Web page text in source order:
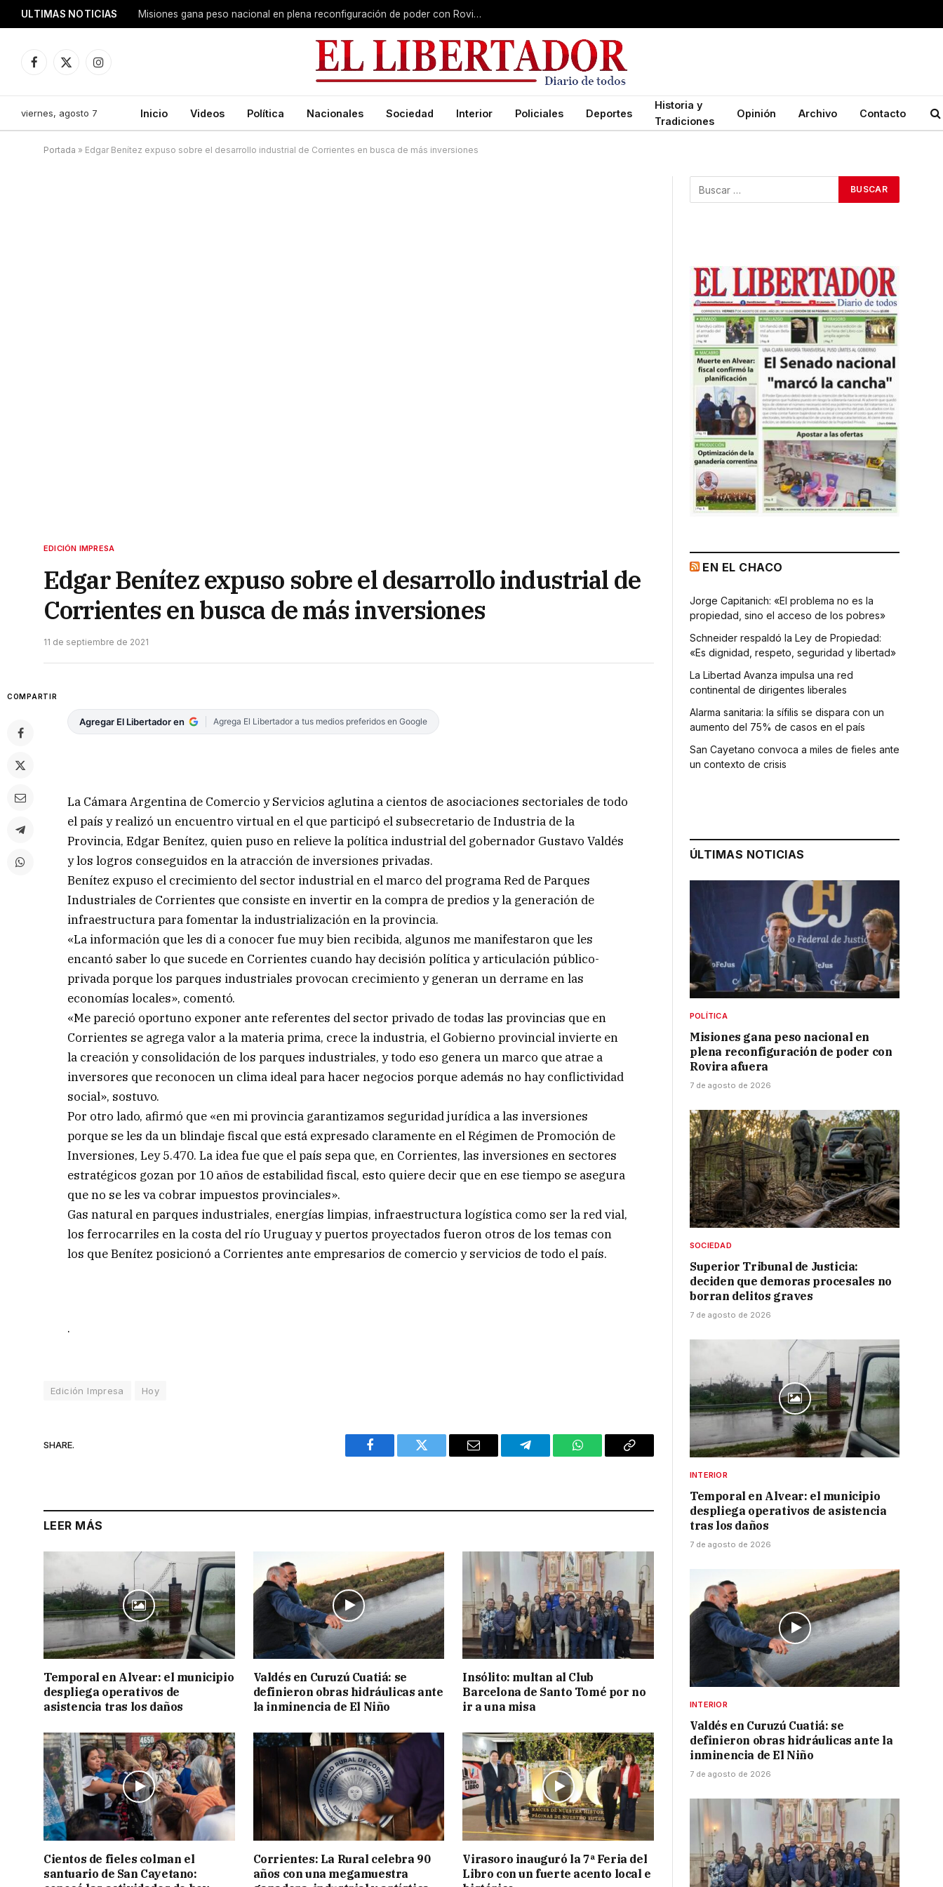
ULTIMAS NOTICIAS Misiones gana peso nacional en plena reconfiguración de poder con Rovira afuera
Facebook
X
Instagram
viernes, agosto 7 Inicio Videos Política Nacionales Sociedad Interior Policiales Deportes
Historia y
Tradiciones
Opinión Archivo Contacto
Portada » Edgar Benítez expuso sobre el desarrollo industrial de Corrientes en busca de más inversiones
EDICIÓN IMPRESA
Edgar Benítez expuso sobre el desarrollo industrial de
Corrientes en busca de más inversiones
11 de septiembre de 2021
COMPARTIR
Agregar El Libertador en Agrega El Libertador a tus medios preferidos en Google
La Cámara Argentina de Comercio y Servicios aglutina a cientos de asociaciones sectoriales de todo
el país y realizó un encuentro virtual en el que participó el subsecretario de Industria de la
Provincia, Edgar Benítez, quien puso en relieve la política industrial del gobernador Gustavo Valdés
y los logros conseguidos en la atracción de inversiones privadas.
Benítez expuso el crecimiento del sector industrial en el marco del programa Red de Parques
Industriales de Corrientes que consiste en invertir en la compra de predios y la generación de
infraestructura para fomentar la industrialización en la provincia.
«La información que les di a conocer fue muy bien recibida, algunos me manifestaron que les
encantó saber lo que sucede en Corrientes cuando hay decisión política y articulación público-
privada porque los parques industriales provocan crecimiento y generan un derrame en las
economías locales», comentó.
«Me pareció oportuno exponer ante referentes del sector privado de todas las provincias que en
Corrientes se agrega valor a la materia prima, crece la industria, el Gobierno provincial invierte en
la creación y consolidación de los parques industriales, y todo eso genera un marco que atrae a
inversores que reconocen un clima ideal para hacer negocios porque además no hay conflictividad
social», sostuvo.
Por otro lado, afirmó que «en mi provincia garantizamos seguridad jurídica a las inversiones
porque se les da un blindaje fiscal que está expresado claramente en el Régimen de Promoción de
Inversiones, Ley 5.470. La idea fue que el país sepa que, en Corrientes, las inversiones en sectores
estratégicos gozan por 10 años de estabilidad fiscal, esto quiere decir que en ese tiempo se asegura
que no se les va cobrar impuestos provinciales».
Gas natural en parques industriales, energías limpias, infraestructura logística como ser la red vial,
los ferrocarriles en la costa del río Uruguay y puertos proyectados fueron otros de los temas con
los que Benítez posicionó a Corrientes ante empresarios de comercio y servicios de todo el país.
.
Edición Impresa Hoy
SHARE.
Facebook Twitter Email Telegram WhatsAppCopy
LEER MÁS
Temporal en Alvear: el municipio
despliega operativos de
asistencia tras los daños
Valdés en Curuzú Cuatiá: se
definieron obras hidráulicas ante
la inminencia de El Niño
Insólito: multan al Club
Barcelona de Santo Tomé por no
ir a una misa
Cientos de fieles colman el
santuario de San Cayetano:
Corrientes: La Rural celebra 90
años con una megamuestra
Virasoro inauguró la 7ª Feria del
Libro con un fuerte acento local e
EN EL CHACO
Jorge Capitanich: «El problema no es la
propiedad, sino el acceso de los pobres»
Schneider respaldó la Ley de Propiedad:
«Es dignidad, respeto, seguridad y libertad»
La Libertad Avanza impulsa una red
continental de dirigentes liberales
Alarma sanitaria: la sífilis se dispara con un
aumento del 75% de casos en el país
San Cayetano convoca a miles de fieles ante
un contexto de crisis
ÚLTIMAS NOTICIAS
POLÍTICA
Misiones gana peso nacional en
plena reconfiguración de poder con
Rovira afuera
7 de agosto de 2026
SOCIEDAD
Superior Tribunal de Justicia:
deciden que demoras procesales no
borran delitos graves
7 de agosto de 2026
INTERIOR
Temporal en Alvear: el municipio
despliega operativos de asistencia
tras los daños
7 de agosto de 2026
INTERIOR
Valdés en Curuzú Cuatiá: se
definieron obras hidráulicas ante la
inminencia de El Niño
7 de agosto de 2026